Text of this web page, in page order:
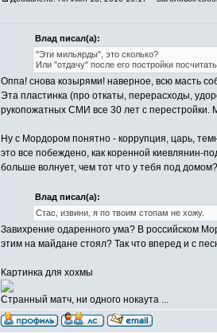
Влад писал(а):
"Эти мильярды", это сколько?
Или "отдачу" после его постройки
Оппа! снова козырями! наверное, всю масть
Эта пластинка (про откаты, перерасходы,
рукопожатных СМИ все 30 лет с
Ну с Мордором понятно - коррупция, царь,
это все побеждено, как коренной киевлянин-
больше волнует, чем тот что у тебя под домом?
Влад писал(а):
Стас, извини, я по твоим стопам не хожу.
Завихрение одаренного ума? В российском
этим на майдане стоял? Так что вперед и с
Картинка для хохмы
Странный матч, ни одного нокаута ...